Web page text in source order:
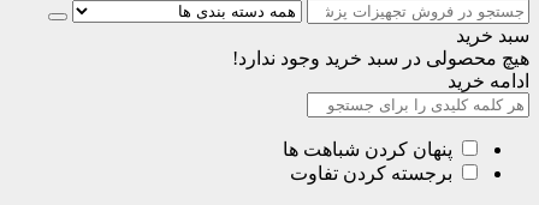
سبد خرید
هیچ محصولی در سبد خرید وجود ندارد!
ادامه خرید
پنهان کردن شباهت ها
برجسته کردن تفاوت